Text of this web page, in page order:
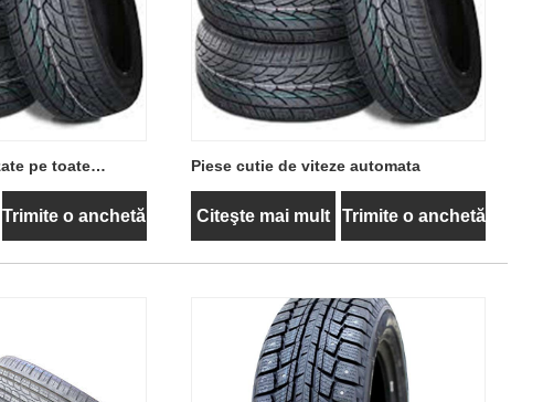
pe toate
autoturisme
Trimite o anchetă
Piese cutie de viteze automata
Citeşte mai mult Trimite o anchetă